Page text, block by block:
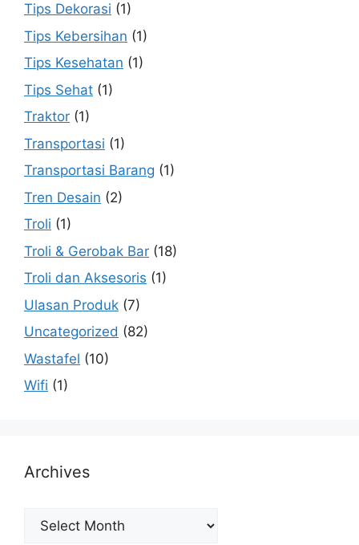
Tips Dekorasi (1)
Tips Kebersihan (1)
Tips Kesehatan (1)
Tips Sehat (1)
Traktor (1)
Transportasi (1)
Transportasi Barang (1)
Tren Desain (2)
Troli (1)
Troli & Gerobak Bar (18)
Troli dan Aksesoris (1)
Ulasan Produk (7)
Uncategorized (82)
Wastafel (10)
Wifi (1)
Archives
Archives